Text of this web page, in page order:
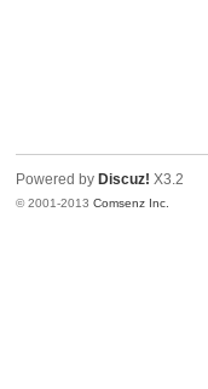
Powered by Discuz! X3.2
© 2001-2013Comsenz Inc.